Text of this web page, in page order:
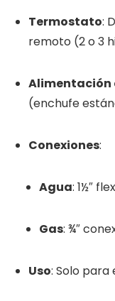
Termostato:
remoto (2 o 3
Alimentación
(enchufe
Conexiones:
Agua: 1½″
Gas: ¾″
Uso: Solo para